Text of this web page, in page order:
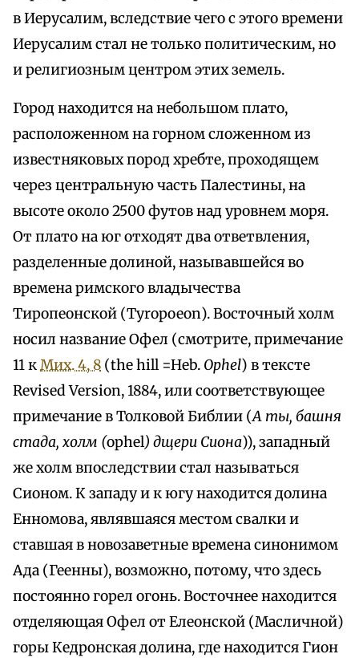
в Иерусалим, вследствие чего с этого времени
Иерусалим стал не только политическим, но
и религиозным центром этих земель.
Город находится на небольшом плато,
расположенном на горном сложенном из
известняковых пород хребте, проходящем
через центральную часть Палестины, на
высоте около 2500 футов над уровнем моря.
От плато на юг отходят два ответвления,
разделенные долиной, называвшейся во
времена римского владычества
Тиропеонской (Tyropoeon). Восточный холм
носил название Офел (смотрите, примечание
11 кМих. 4, 8 (the hill =Heb. Ophel) в тексте
Revised Version, 1884, или соответствующее
примечание в Толковой Библии (А ты, башня
стада, холм (ophel) дщери Сиона)), западный
же холм впоследствии стал называться
Сионом. К западу и к югу находится долина
Енномова, являвшаяся местом свалки и
ставшая в новозаветные времена синонимом
Ада (Геенны), возможно, потому, что здесь
постоянно горел огонь. Восточнее находится
отделяющая Офел от Елеонской (Масличной)
горы Кедронская долина, где находится Гион